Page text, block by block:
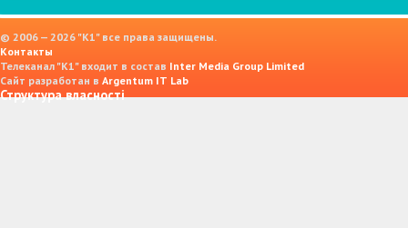
© 2006 — 2026 "K1" все права защищены.
Контакты
Телеканал "К1" входит в состав Inter Media Group Limited
Сайт разработан в Argentum IT Lab
Структура власності